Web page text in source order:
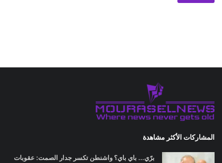
المشاركات الأكثر مشاهدة
برّي... باي باي؟ واشنطن تكسر جدار الصمت: عقوبات